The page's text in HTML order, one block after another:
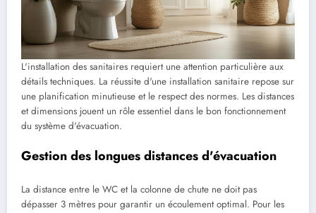
L'installation des sanitaires requiert une attention particulière aux
détails techniques. La réussite d'une installation sanitaire repose sur
une planification minutieuse et le respect des normes. Les distances
et dimensions jouent un rôle essentiel dans le bon fonctionnement
du système d'évacuation.
Gestion des longues distances d'évacuation
La distance entre le WC et la colonne de chute ne doit pas
dépasser 3 mètres pour garantir un écoulement optimal. Pour les